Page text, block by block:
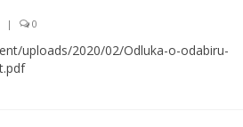
| 0
uploads/2020/02/Odluka-o-odabiru-